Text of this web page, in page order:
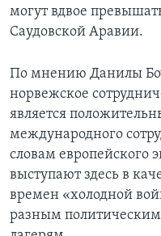
могут вдвое
Саудовской Аравии.
По мнению Данилы
норвежское
является
международного
словам европейского
выступают здесь в
времен «холодной
разным